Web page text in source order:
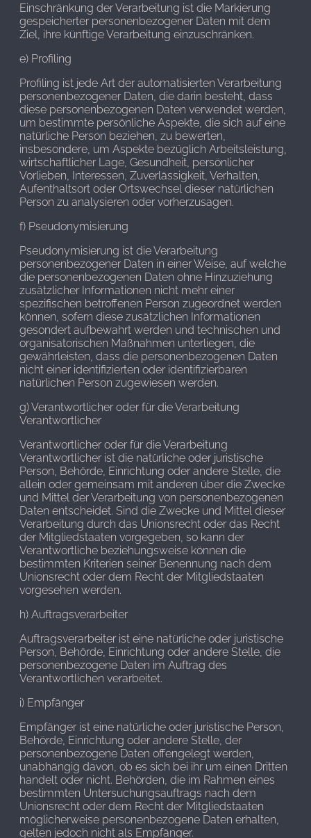
Einschränkung der Verarbeitung ist die Markierung
gespeicherter personenbezogener Daten mit dem
Ziel, ihre künftige Verarbeitung einzuschränken.
e) Profiling
Profiling ist jede Art der automatisierten Verarbeitung
personenbezogener Daten, die darin besteht, dass
diese personenbezogenen Daten verwendet werden,
um bestimmte persönliche Aspekte, die sich auf eine
natürliche Person beziehen, zu bewerten,
insbesondere, um Aspekte bezüglich Arbeitsleistung,
wirtschaftlicher Lage, Gesundheit, persönlicher
Vorlieben, Interessen, Zuverlässigkeit, Verhalten,
Aufenthaltsort oder Ortswechsel dieser natürlichen
Person zu analysieren oder vorherzusagen.
f) Pseudonymisierung
Pseudonymisierung ist die Verarbeitung
personenbezogener Daten in einer Weise, auf welche
die personenbezogenen Daten ohne Hinzuziehung
zusätzlicher Informationen nicht mehr einer
spezifischen betroffenen Person zugeordnet werden
können, sofern diese zusätzlichen Informationen
gesondert aufbewahrt werden und technischen und
organisatorischen Maßnahmen unterliegen, die
gewährleisten, dass die personenbezogenen Daten
nicht einer identifizierten oder identifizierbaren
natürlichen Person zugewiesen werden.
g) Verantwortlicher oder für die Verarbeitung
Verantwortlicher
Verantwortlicher oder für die Verarbeitung
Verantwortlicher ist die natürliche oder juristische
Person, Behörde, Einrichtung oder andere Stelle, die
allein oder gemeinsam mit anderen über die Zwecke
und Mittel der Verarbeitung von personenbezogenen
Daten entscheidet. Sind die Zwecke und Mittel dieser
Verarbeitung durch das Unionsrecht oder das Recht
der Mitgliedstaaten vorgegeben, so kann der
Verantwortliche beziehungsweise können die
bestimmten Kriterien seiner Benennung nach dem
Unionsrecht oder dem Recht der Mitgliedstaaten
vorgesehen werden.
h) Auftragsverarbeiter
Auftragsverarbeiter ist eine natürliche oder juristische
Person, Behörde, Einrichtung oder andere Stelle, die
personenbezogene Daten im Auftrag des
Verantwortlichen verarbeitet.
i) Empfänger
Empfänger ist eine natürliche oder juristische Person,
Behörde, Einrichtung oder andere Stelle, der
personenbezogene Daten offengelegt werden,
unabhängig davon, ob es sich bei ihr um einen Dritten
handelt oder nicht. Behörden, die im Rahmen eines
bestimmten Untersuchungsauftrags nach dem
Unionsrecht oder dem Recht der Mitgliedstaaten
möglicherweise personenbezogene Daten erhalten,
gelten jedoch nicht als Empfänger.